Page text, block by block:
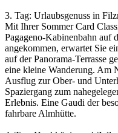
3. Tag: Urlaubsgenuss in
Mit Ihrer Sommer Card
Pagageno-Kabinenbahn auf
angekommen, erwartet Sie
auf der Panorama-Terrasse
eine kleine Wanderung. Am
Ausflug zur Ober- und
Spaziergang zum
Erlebnis. Eine Gaudi der
fahrbare Almhütte.